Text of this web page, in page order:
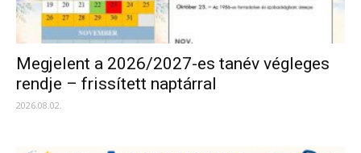
Megjelent a 2026/2027-es tanév végleges
rendje – frissített naptárral
2026.08.02.